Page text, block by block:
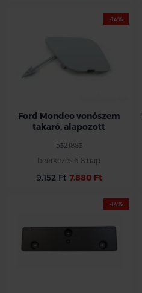
-14%
Ford Mondeo vonószem
takaró, alapozott
5321883
beérkezés 6-8 nap
9.152 Ft7.880 Ft
-14%